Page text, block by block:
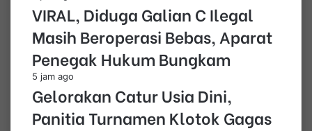
VIRAL, Diduga Galian C Ilegal
Masih Beroperasi Bebas, Aparat
Penegak Hukum Bungkam
5 jam ago
Gelorakan Catur Usia Dini,
Panitia Turnamen Klotok Gagas